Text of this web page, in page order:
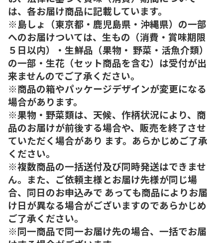
は、各お届け商品に記載しています。
※島しょ（東京都・鹿児島県・沖縄県）の一部
へのお届けついては、生もの（消費・賞味期限
５日以内）・生鮮品（果物・ 野菜・活魚介類）
の一部・生花（セット商品を含む）は受付が出
来ませんのでご了承ください。
※商品の箱やパッケージデザインが変更になる
場合があります。
※果物・野菜類は、天候、作柄状況により、商
品のお届けが前後する場合や、販売を終了させ
ていただく場合があり ます。あらかじめご了承
ください。
※複数商品の一括送付及び同時発送はできませ
ん。また、ご依頼主様とお届け先様が同じ場
合、同日のお申込みで あっても商品によりお届
け日が異なる場合がございますのであらかじめ
ご了承ください。
※同一商品で同一お届け先の場合、一括でお届